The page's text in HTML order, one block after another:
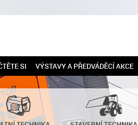
SI VÝSTAVY A PŘEDVÁDĚCÍ AKCE